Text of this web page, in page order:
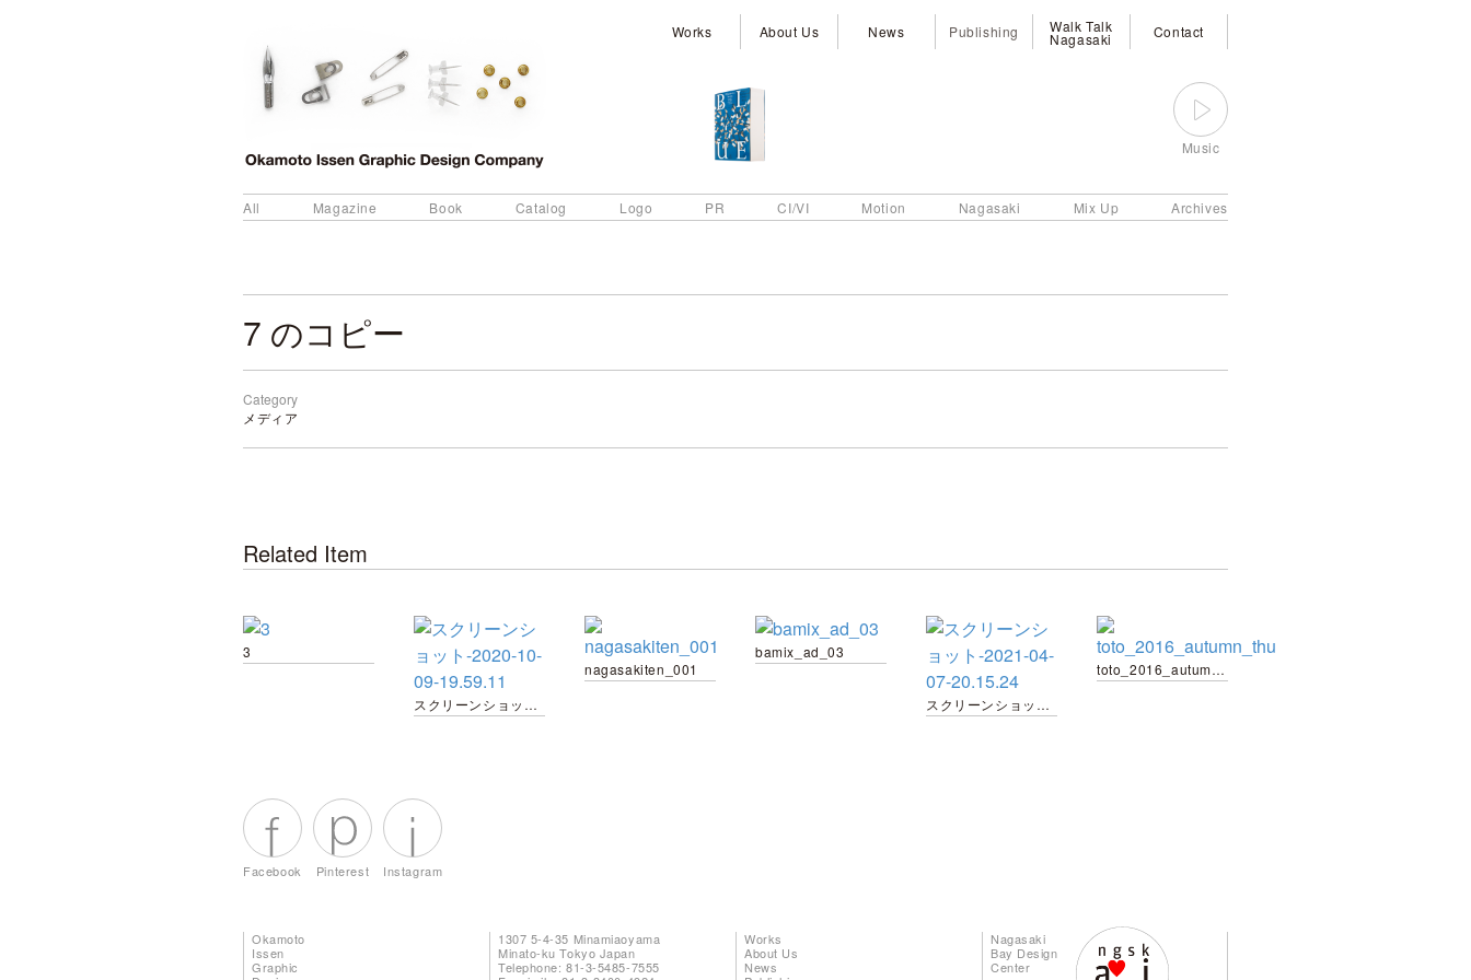
Works About Us News Publishing Walk Talk
Nagasaki Contact
Music
All Magazine Book Catalog Logo PR CI/VI Motion Nagasaki Mix Up Archives
7 のコピー
Category
メディア
Related Item
3
スクリーンショット-2020-10-09-19.59.11
nagasakiten_001
bamix_ad_03
スクリーンショット-2021-04-07-20.15.24
toto_2016_autumn_thu
Facebook Pinterest Instagram
Okamoto
Issen
Graphic
1307 5-4-35 Minamiaoyama
Minato-ku Tokyo Japan
Telephone: 81-3-5485-7555
Works
About Us
News
Nagasaki
Bay Design
Center